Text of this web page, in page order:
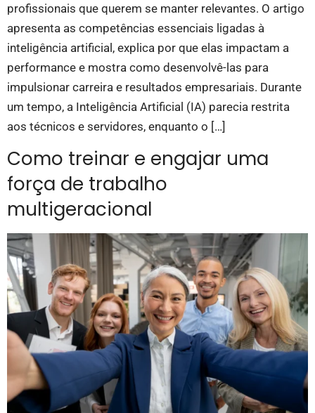
profissionais que querem se manter relevantes. O artigo
apresenta as competências essenciais ligadas à
inteligência artificial, explica por que elas impactam a
performance e mostra como desenvolvê-las para
impulsionar carreira e resultados empresariais. Durante
um tempo, a Inteligência Artificial (IA) parecia restrita
aos técnicos e servidores, enquanto o […]
Como treinar e engajar uma
força de trabalho
multigeracional